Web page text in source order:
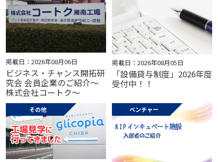
掲載日：2026年08月06日
ビジネス・チャンス開拓研
究会 会員企業のご紹介～
株式会社コートク～
掲載日：2026年08月05日
「設備貸与制度」2026年度
受付中！！
その他 ベンチャー